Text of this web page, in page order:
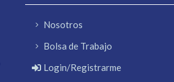
Nosotros
Bolsa de Trabajo
Login/Registrarme